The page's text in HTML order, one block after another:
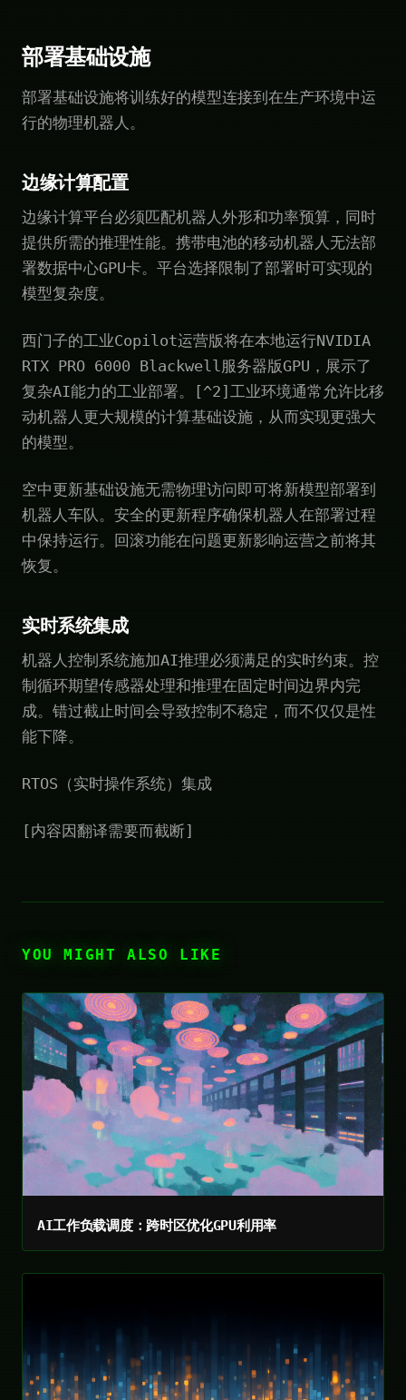
部署基础设施
部署基础设施将训练好的模型连接到在生产环境中运
行的物理机器人。
边缘计算配置
边缘计算平台必须匹配机器人外形和功率预算，同时
提供所需的推理性能。携带电池的移动机器人无法部
署数据中心GPU卡。平台选择限制了部署时可实现的
模型复杂度。
西门子的工业Copilot运营版将在本地运行NVIDIA
RTX PRO 6000 Blackwell服务器版GPU，展示了
复杂AI能力的工业部署。[^2]工业环境通常允许比移
动机器人更大规模的计算基础设施，从而实现更强大
的模型。
空中更新基础设施无需物理访问即可将新模型部署到
机器人车队。安全的更新程序确保机器人在部署过程
中保持运行。回滚功能在问题更新影响运营之前将其
恢复。
实时系统集成
机器人控制系统施加AI推理必须满足的实时约束。控
制循环期望传感器处理和推理在固定时间边界内完
成。错过截止时间会导致控制不稳定，而不仅仅是性
能下降。
RTOS（实时操作系统）集成
[内容因翻译需要而截断]
YOU MIGHT ALSO LIKE
AI工作负载调度：跨时区优化GPU利用率